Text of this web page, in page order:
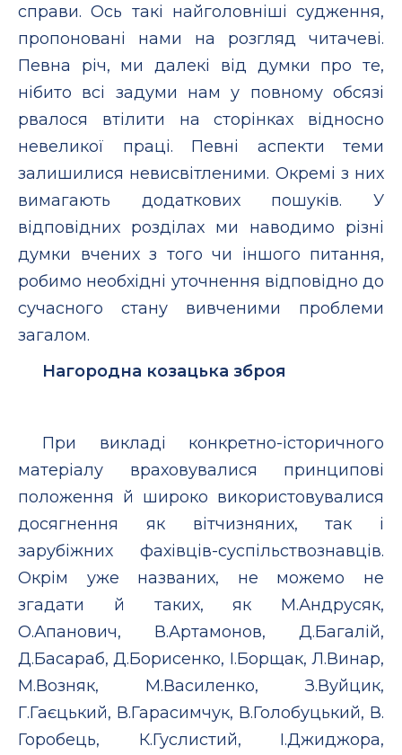
справи. Ось такі найголовніші судження,
пропоновані нами на розгляд читачеві.
Певна річ, ми далекі від думки про те,
нібито всі задуми нам у повному обсязі
рвалося втілити на сторінках відносно
невеликої праці. Певні аспекти теми
залишилися невисвітленими. Окремі з них
вимагають додаткових пошуків. У
відповідних розділах ми наводимо різні
думки вчених з того чи іншого питання,
робимо необхідні уточнення відповідно до
сучасного стану вивченими проблеми
загалом.
Нагородна козацька зброя
При викладі конкретно-історичного
матеріалу враховувалися принципові
положення й широко використовувалися
досягнення як вітчизняних, так і
зарубіжних фахівців-суспільствознавців.
Окрім уже названих, не можемо не
згадати й таких, як М.Андрусяк,
О.Апанович, В.Артамонов, Д.Багалій,
Д.Басараб, Д.Борисенко, І.Борщак, Л.Винар,
М.Возняк, М.Василенко, З.Вуйцик,
Г.Гаєцький, В.Гарасимчук, В.Голобуцький, В.
Горобець, К.Гуслистий, І.Джиджора,